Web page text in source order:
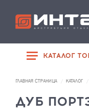
КАТАЛОГ
SPC-ЛАМИНАТ
ЛАМИНАТ
ГЛАВНАЯ СТРАНИЦА КАТАЛОГ
ДУБ